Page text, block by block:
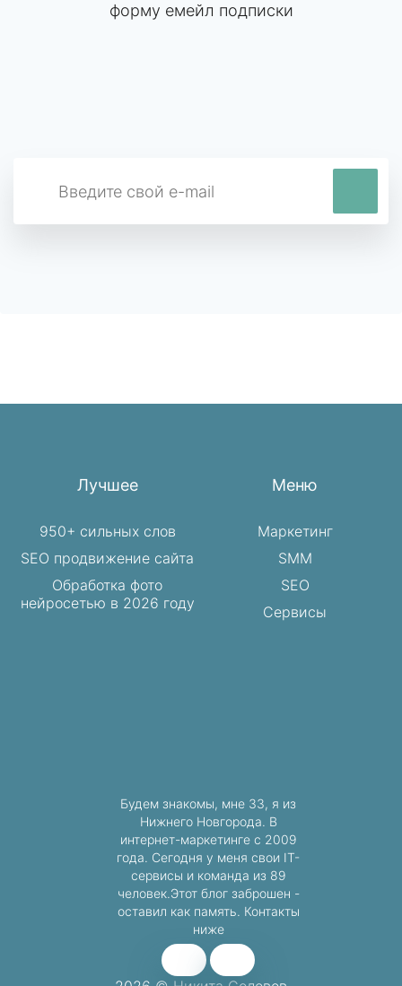
форму емейл подписки
Лучшее
950+ сильных слов
SEO продвижение сайта
Обработка фото
нейросетью в 2026 году
Меню
Маркетинг
SMM
SEO
Сервисы
Будем знакомы, мне 33, я из
Нижнего Новгорода. В
интернет-маркетинге с 2009
года. Сегодня у меня свои IT-
сервисы и команда из 89
человек.Этот блог заброшен -
оставил как память. Контакты
ниже